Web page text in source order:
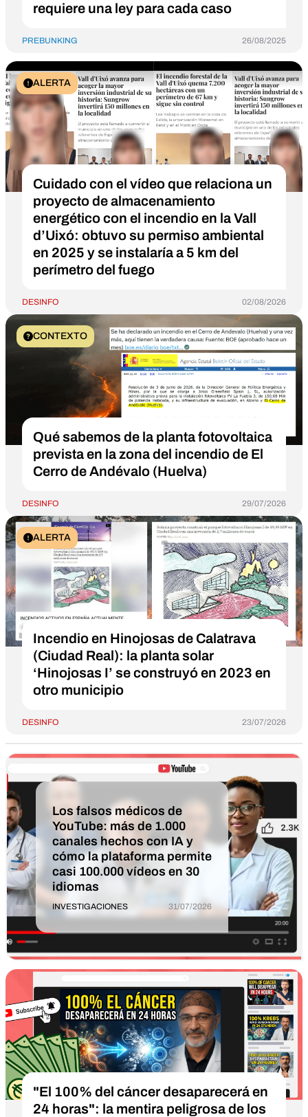
requiere una ley para cada caso
PREBUNKING 26/08/2025
ALERTA
Cuidado con el vídeo que relaciona un
proyecto de almacenamiento
energético con el incendio en la Vall
d’Uixó: obtuvo su permiso ambiental
en 2025 y se instalaría a 5 km del
perímetro del fuego
DESINFO 02/08/2026
CONTEXTO
Qué sabemos de la planta fotovoltaica
prevista en la zona del incendio de El
Cerro de Andévalo (Huelva)
DESINFO 29/07/2026
ALERTA
Incendio en Hinojosas de Calatrava
(Ciudad Real): la planta solar
‘Hinojosas I’ se construyó en 2023 en
otro municipio
DESINFO 23/07/2026
Los falsos médicos de
YouTube: más de 1.000
canales hechos con IA y
cómo la plataforma permite
casi 100.000 vídeos en 30
idiomas
INVESTIGACIONES 31/07/2026
"El 100% del cáncer desaparecerá en
24 horas": la mentira peligrosa de los